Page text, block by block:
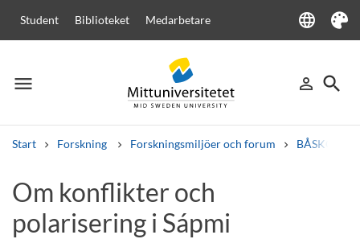
Student Biblioteket Medarbetare language
Language
Tema
menu
Meny person_outline
Logga in
search
Sök
Start Forskning Forskningsmiljöer och forum BÅSKOES
Andra söktjänster
Kurser och program KursplanerVälkomstbrev
Om konflikter och
polarisering i Sápmi